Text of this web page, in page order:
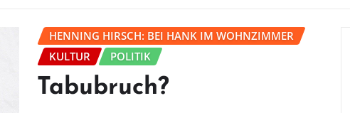
HENNING HIRSCH: BEI HANK IM WOHNZIMMER
KULTUR
POLITIK
Tabubruch?